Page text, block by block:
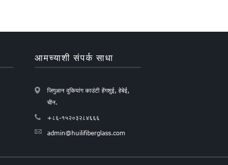
आमच्याशी संपर्क साधा
जिगुआन वुकियांग काउंटी हेंगशुई, हेबेई,
चीन.
+८६-१५२०३२८४६६६
admin@huilifiberglass.com